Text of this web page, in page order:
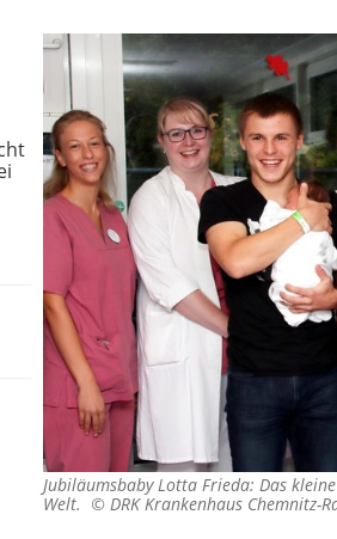
Jubiläumsbaby Lotta Frieda: Das
Welt. © DRK Krankenhaus Chemnitz-